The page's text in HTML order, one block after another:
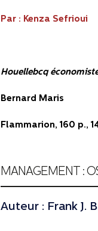
Par : Kenza Sefrioui
Houellebcq
Bernard Maris
Flammarion, 160 p.,
MANAGEMENT :
Auteur : Frank J.